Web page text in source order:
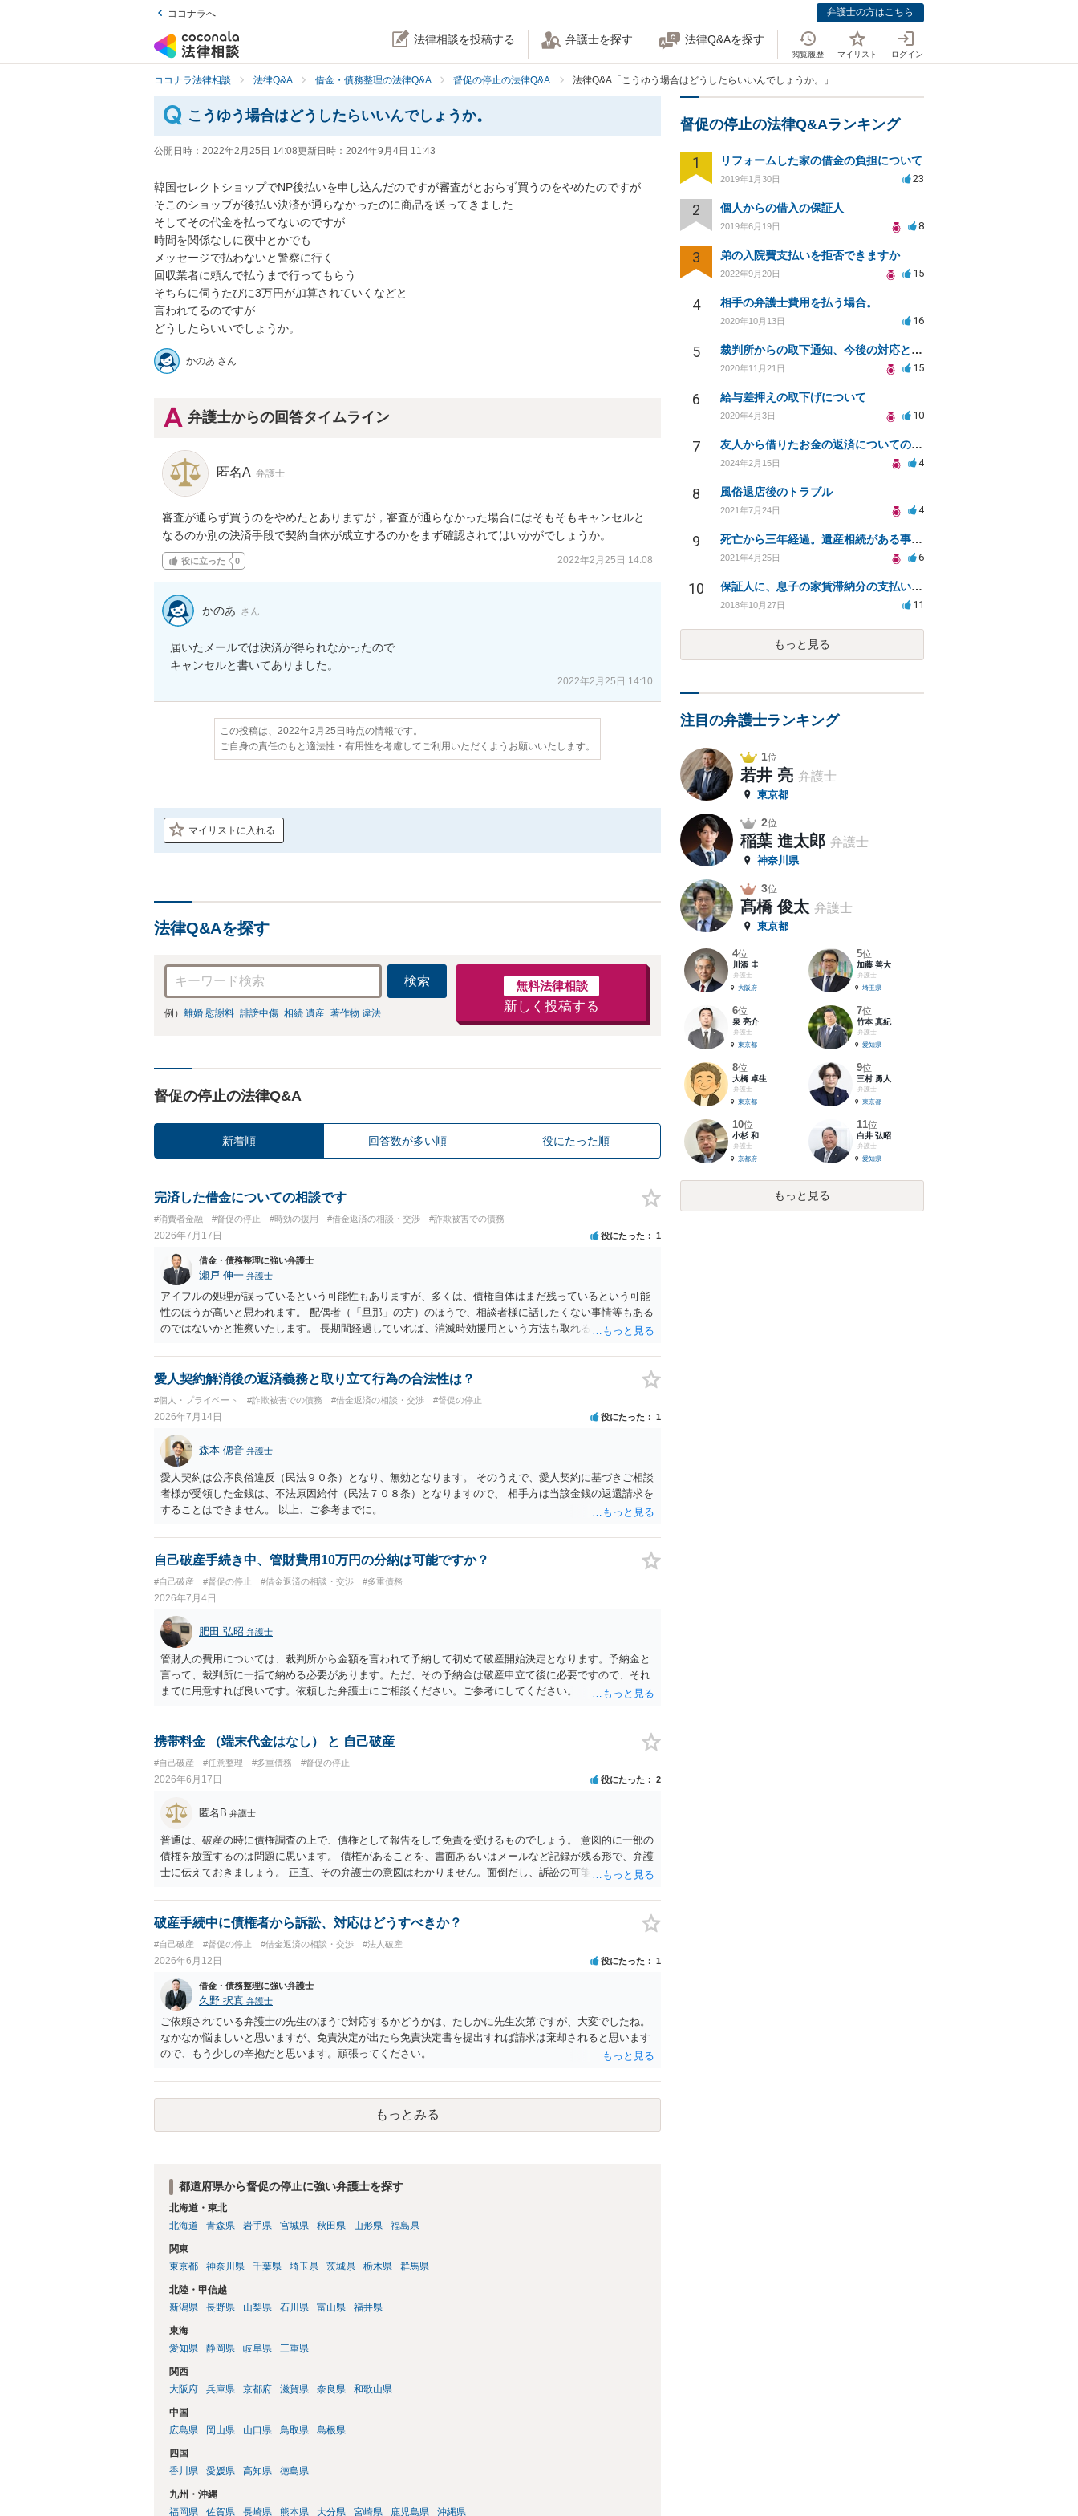
ココナラへ 弁護士の方はこちら
法律相談を投稿する 弁護士を探す 法律Q&Aを探す
閲覧履歴 マイリスト ログイン
ココナラ法律相談 法律Q&A 借金・債務整理の法律Q&A 督促の停止の法律Q&A 法律Q&A「こうゆう場合はどうしたらいいんでしょうか。」
こうゆう場合はどうしたらいいんでしょうか。
公開日時： 2022年2月25日 14:08更新日時： 2024年9月4日 11:43
韓国セレクトショップでNP後払いを申し込んだのですが審査がとおらず買うのをやめたのですが
そこのショップが後払い決済が通らなかったのに商品を送ってきました
そしてその代金を払ってないのですが
時間を関係なしに夜中とかでも
メッセージで払わないと警察に行く
回収業者に頼んで払うまで行ってもらう
そちらに伺うたびに3万円が加算されていくなどと
言われてるのですが
どうしたらいいでしょうか。
かのあ さん
弁護士からの回答タイムライン
匿名A 弁護士
審査が通らず買うのをやめたとありますが，審査が通らなかった場合にはそもそもキャンセルと
なるのか別の決済手段で契約自体が成立するのかをまず確認されてはいかがでしょうか。
役に立った 0 2022年2月25日 14:08
かのあ さん
届いたメールでは決済が得られなかったので
キャンセルと書いてありました。
2022年2月25日 14:10
この投稿は、2022年2月25日時点の情報です。
ご自身の責任のもと適法性・有用性を考慮してご利用いただくようお願いいたします。
マイリストに入れる
法律Q&Aを探す
検索
例） 離婚 慰謝料 誹謗中傷 相続 遺産 著作物 違法
無料法律相談
新しく投稿する
督促の停止の法律Q&A
新着順 回答数が多い順 役にたった順
完済した借金についての相談です
#消費者金融 #督促の停止 #時効の援用 #借金返済の相談・交渉 #詐欺被害での債務
2026年7月17日 役にたった 1
借金・債務整理に強い弁護士
瀬戸 伸一 弁護士
アイフルの処理が誤っているという可能性もありますが、多くは、債権自体はまだ残っているという可能
性のほうが高いと思われます。 配偶者（「旦那」の方）のほうで、相談者様に話したくない事情等もある
のではないかと推察いたします。 長期間経過していれば、消滅時効援用という方法も取れる可能性がある
い事情もあるかもしれないのでおひとりで行ってもらうほうがいいかもしれません。 配偶者の債務がある
状態で配偶者が亡くなると債務を相談者様が相続するという状態になる（相続放棄などの亡くなってから
しょうか。
愛人契約解消後の返済義務と取り立て行為の合法性は？
#個人・プライベート #詐欺被害での債務 #借金返済の相談・交渉 #督促の停止
2026年7月14日 役にたった 1
森本 偲音 弁護士
愛人契約は公序良俗違反（民法９０条）となり、無効となります。 そのうえで、愛人契約に基づきご相談
者様が受領した金銭は、不法原因給付（民法７０８条）となりますので、 相手方は当該金銭の返還請求を
することはできません。 以上、ご参考までに。
自己破産手続き中、管財費用10万円の分納は可能ですか？
#自己破産 #督促の停止 #借金返済の相談・交渉 #多重債務
2026年7月4日
肥田 弘昭 弁護士
管財人の費用については、裁判所から金額を言われて予納して初めて破産開始決定となります。予納金と
言って、裁判所に一括で納める必要があります。ただ、その予納金は破産申立て後に必要ですので、それ
までに用意すれば良いです。依頼した弁護士にご相談ください。ご参考にしてください。
携帯料金 （端末代金はなし） と 自己破産
#自己破産 #任意整理 #多重債務 #督促の停止
2026年6月17日 役にたった 2
匿名B 弁護士
普通は、破産の時に債権調査の上で、債権として報告をして免責を受けるものでしょう。 意図的に一部の
債権を放置するのは問題に思います。 債権があることを、書面あるいはメールなど記録が残る形で、弁護
士に伝えておきましょう。 正直、その弁護士の意図はわかりません。面倒だし、訴訟の可能性も低いので
破産手続中に債権者から訴訟、対応はどうすべきか？
#自己破産 #督促の停止 #借金返済の相談・交渉 #法人破産
2026年6月12日 役にたった 1
借金・債務整理に強い弁護士
久野 択真 弁護士
ご依頼されている弁護士の先生のほうで対応するかどうかは、たしかに先生次第ですが、大変でしたね。
なかなか悩ましいと思いますが、免責決定が出たら免責決定書を提出すれば請求は棄却されると思います
ので、もう少しの辛抱だと思います。頑張ってください。
もっとみる
都道府県から督促の停止に強い弁護士を探す
北海道・東北
北海道
青森県 岩手県 宮城県 秋田県 山形県 福島県
関東
東京都
神奈川県 千葉県 埼玉県 茨城県 栃木県 群馬県
北陸・甲信越
新潟県
長野県 山梨県 石川県 富山県 福井県
東海
愛知県
静岡県 岐阜県 三重県
関西
大阪府
兵庫県 京都府 滋賀県 奈良県 和歌山県
中国
広島県
岡山県 山口県 鳥取県 島根県
四国
香川県
愛媛県 高知県 徳島県
九州・沖縄
福岡県
佐賀県 長崎県 熊本県 大分県 宮崎県 鹿児島県 沖縄県
督促の停止の法律Q&Aランキング
1 リフォームした家の借金の負担について
2019年1月30日 23
2 個人からの借入の保証人
2019年6月19日 8
3 弟の入院費支払いを拒否できますか
2022年9月20日 15
4 相手の弁護士費用を払う場合。
2020年10月13日 16
5 裁判所からの取下通知、今後の対応と債権者の意図
2020年11月21日 15
6 給与差押えの取下げについて
2020年4月3日 10
7 友人から借りたお金の返済についての問題について
2024年2月15日 4
8 風俗退店後のトラブル
2021年7月24日 4
9 死亡から三年経過。遺産相続がある事を最近しりましたが放棄できますでしょうか？
2021年4月25日 6
10 保証人に、息子の家賃滞納分の支払い義務がありますか？
2018年10月27日 11
もっと見る
注目の弁護士ランキング
1位
若井 亮 弁護士
東京都
2位
稲葉 進太郎 弁護士
神奈川県
3位
髙橋 俊太 弁護士
東京都
4位
川添 圭
弁護士
大阪府
5位
加藤 善大
弁護士
埼玉県
6位
泉 亮介
弁護士
東京都
7位
竹本 真紀
弁護士
愛知県
8位
大橋 卓生
弁護士
東京都
9位
三村 勇人
弁護士
東京都
10位
小杉 和
弁護士
京都府
11位
白井 弘昭
弁護士
愛知県
もっと見る